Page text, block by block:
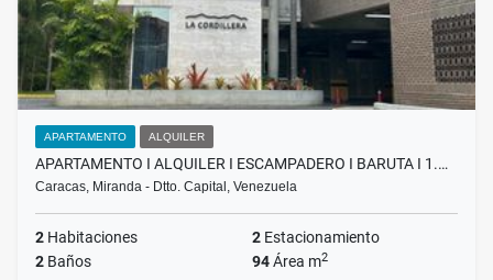
APARTAMENTO ALQUILER
APARTAMENTO I ALQUILER I ESCAMPADERO I BARUTA I 1.…
Caracas, Miranda - Dtto. Capital, Venezuela
2 Habitaciones 2 Estacionamiento
2 Baños 94Área m2